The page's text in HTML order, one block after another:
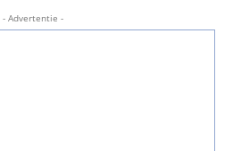
- Advertentie -